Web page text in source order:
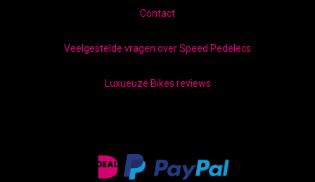
Contact
Veelgestelde vragen over Speed Pedelecs
Luxueuze Bikes reviews